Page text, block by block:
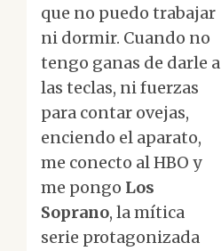
que no puedo trabajar
ni dormir. Cuando no
tengo ganas de darle a
las teclas, ni fuerzas
para contar ovejas,
enciendo el aparato,
me conecto al HBO y
me pongo Los
Soprano, la mítica
serie protagonizada